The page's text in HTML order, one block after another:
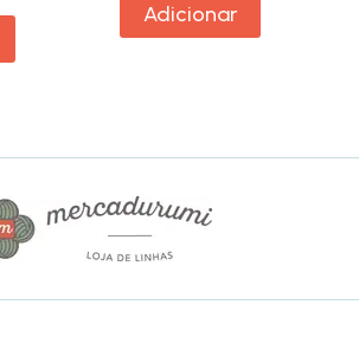
Adicionar